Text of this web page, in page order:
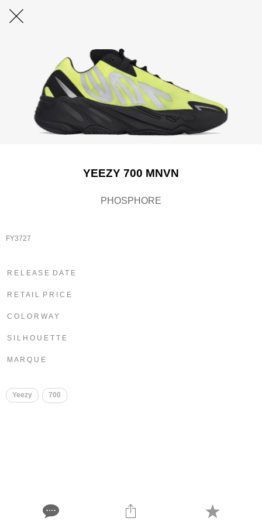
YEEZY 700 MNVN
PHOSPHORE
FY3727
R E L E A S E D A T E
R E T A I L P R I C E
C O L O R W A Y
S I L H O U E T T E
M A R Q U E
Yeezy 700